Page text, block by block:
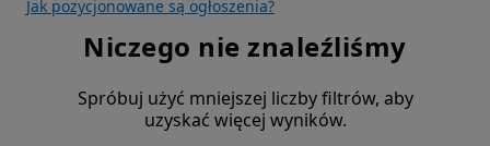
Jak pozycjonowane są ogłoszenia?
Niczego nie znaleźliśmy
Spróbuj użyć mniejszej liczby filtrów, aby
uzyskać więcej wyników.